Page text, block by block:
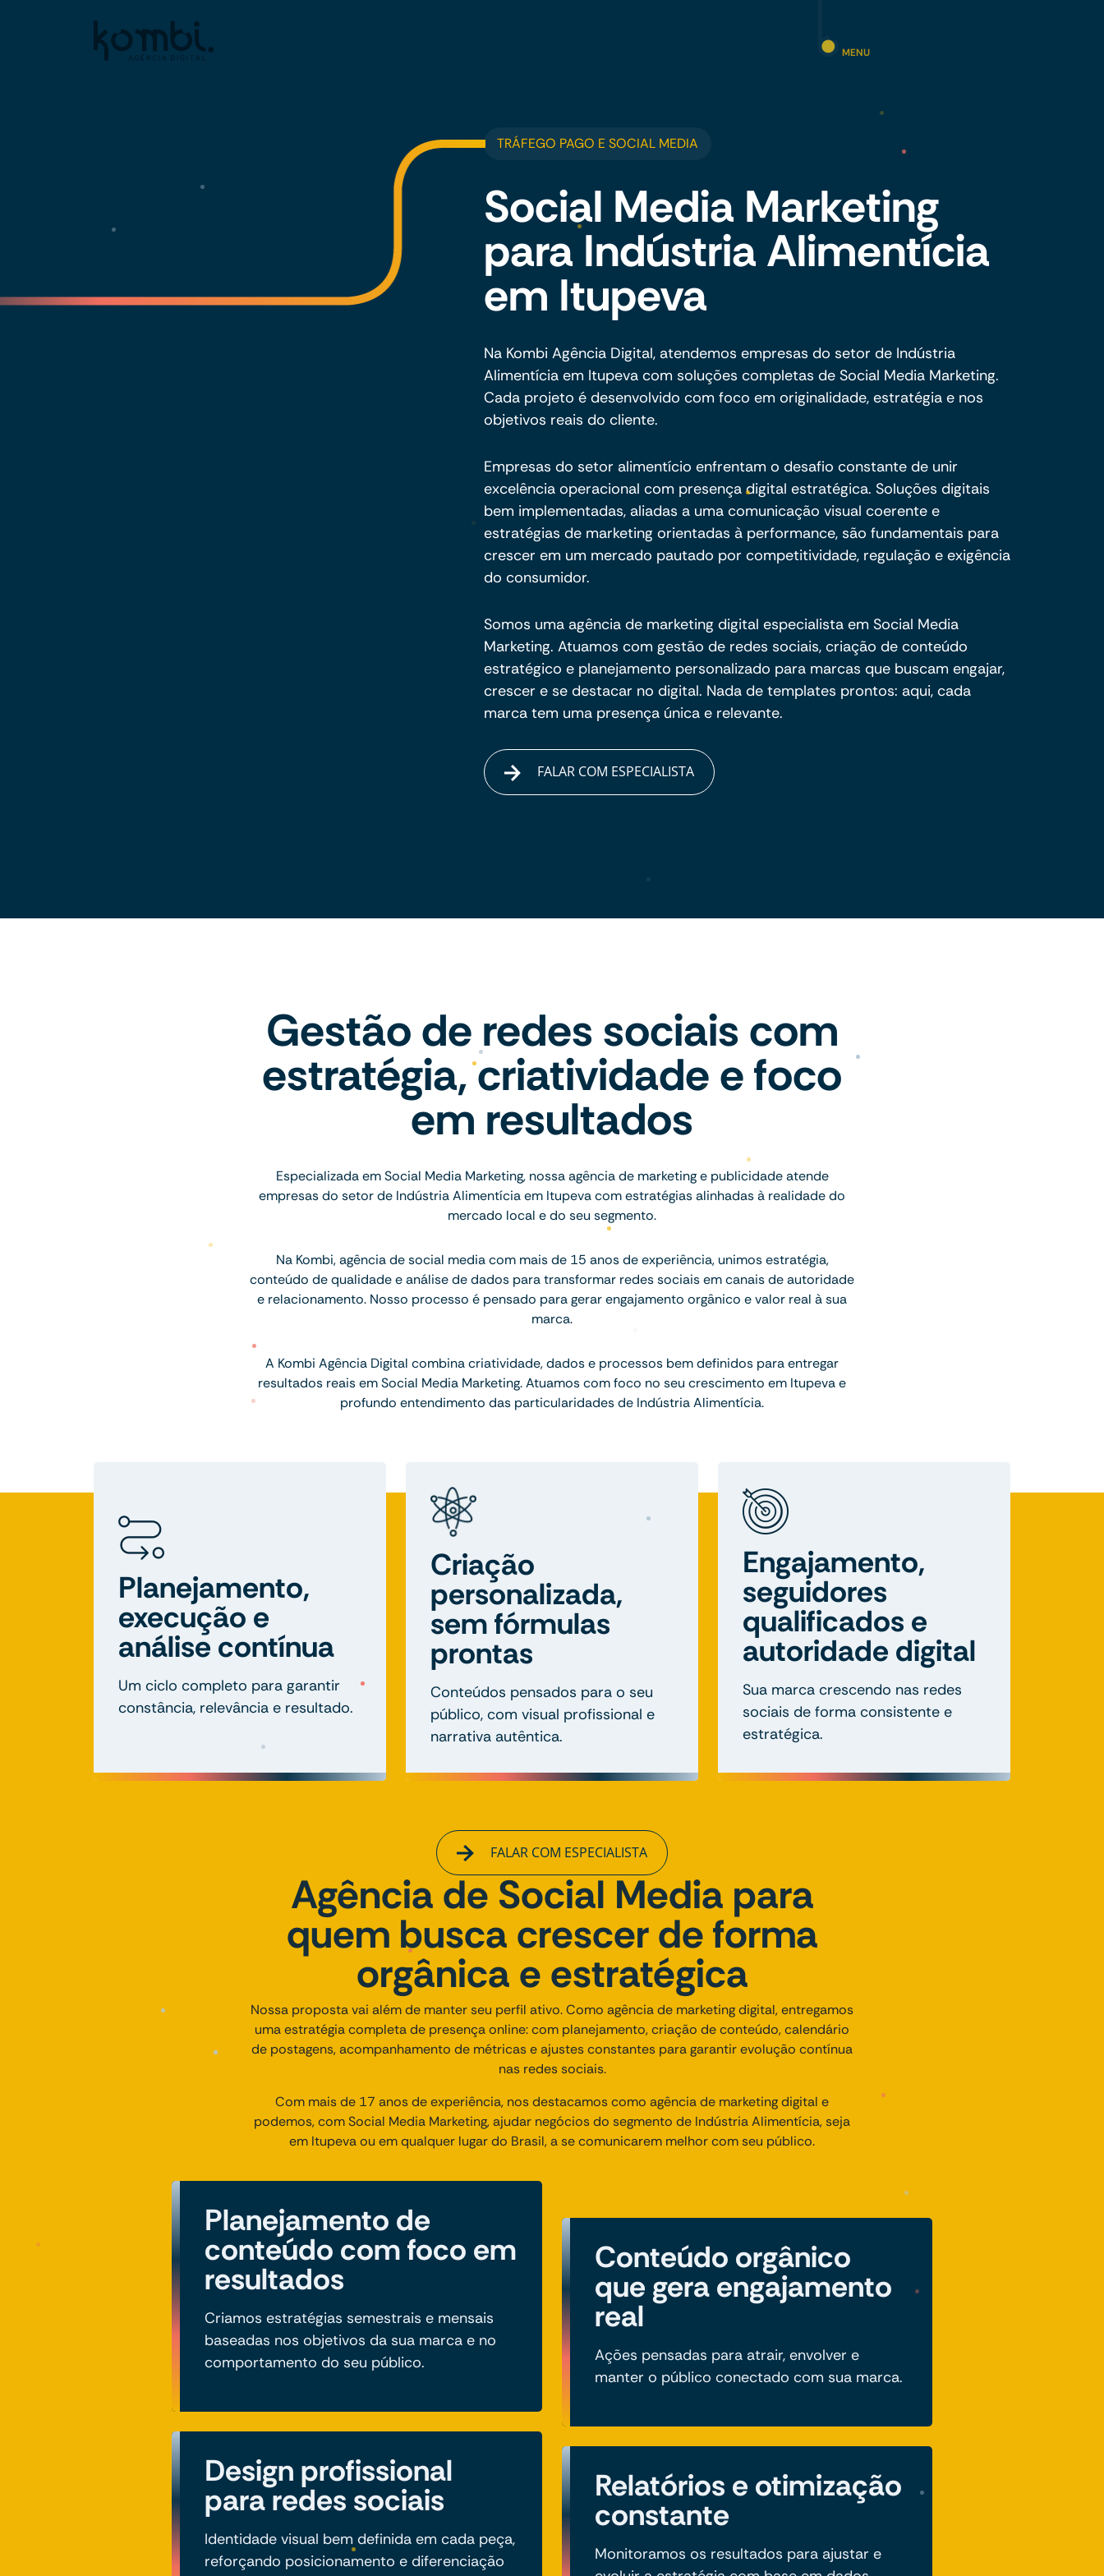
MENU
TRÁFEGO PAGO E SOCIAL MEDIA
Social Media Marketing
para Indústria Alimentícia
em Itupeva
Na Kombi Agência Digital, atendemos empresas do setor de Indústria
Alimentícia em Itupeva com soluções completas de Social Media Marketing.
Cada projeto é desenvolvido com foco em originalidade, estratégia e nos
objetivos reais do cliente.
Empresas do setor alimentício enfrentam o desafio constante de unir
excelência operacional com presença digital estratégica. Soluções digitais
bem implementadas, aliadas a uma comunicação visual coerente e
estratégias de marketing orientadas à performance, são fundamentais para
crescer em um mercado pautado por competitividade, regulação e exigência
do consumidor.
Somos uma agência de marketing digital especialista em Social Media
Marketing. Atuamos com gestão de redes sociais, criação de conteúdo
estratégico e planejamento personalizado para marcas que buscam engajar,
crescer e se destacar no digital. Nada de templates prontos: aqui, cada
marca tem uma presença única e relevante.
FALAR COM ESPECIALISTA
Gestão de redes sociais com
estratégia, criatividade e foco
em resultados
Especializada em Social Media Marketing, nossa agência de marketing e publicidade atende
empresas do setor de Indústria Alimentícia em Itupeva com estratégias alinhadas à realidade do
mercado local e do seu segmento.
Na Kombi, agência de social media com mais de 15 anos de experiência, unimos estratégia,
conteúdo de qualidade e análise de dados para transformar redes sociais em canais de autoridade
e relacionamento. Nosso processo é pensado para gerar engajamento orgânico e valor real à sua
marca.
A Kombi Agência Digital combina criatividade, dados e processos bem definidos para entregar
resultados reais em Social Media Marketing. Atuamos com foco no seu crescimento em Itupeva e
profundo entendimento das particularidades de Indústria Alimentícia.
Planejamento,
execução e
análise contínua
Um ciclo completo para garantir
constância, relevância e resultado.
Criação
personalizada,
sem fórmulas
prontas
Conteúdos pensados para o seu
público, com visual profissional e
narrativa autêntica.
Engajamento,
seguidores
qualificados e
autoridade digital
Sua marca crescendo nas redes
sociais de forma consistente e
estratégica.
FALAR COM ESPECIALISTA
Agência de Social Media para
quem busca crescer de forma
orgânica e estratégica
Nossa proposta vai além de manter seu perfil ativo. Como agência de marketing digital, entregamos
uma estratégia completa de presença online: com planejamento, criação de conteúdo, calendário
de postagens, acompanhamento de métricas e ajustes constantes para garantir evolução contínua
nas redes sociais.
Com mais de 17 anos de experiência, nos destacamos como agência de marketing digital e
podemos, com Social Media Marketing, ajudar negócios do segmento de Indústria Alimentícia, seja
em Itupeva ou em qualquer lugar do Brasil, a se comunicarem melhor com seu público.
Planejamento de
conteúdo com foco em
resultados
Criamos estratégias semestrais e mensais
baseadas nos objetivos da sua marca e no
comportamento do seu público.
Design profissional
para redes sociais
Identidade visual bem definida em cada peça,
reforçando posicionamento e diferenciação
Conteúdo orgânico
que gera engajamento
real
Ações pensadas para atrair, envolver e
manter o público conectado com sua marca.
Relatórios e otimização
constante
Monitoramos os resultados para ajustar e